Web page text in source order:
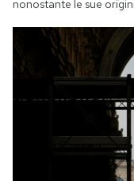
nonostante le sue